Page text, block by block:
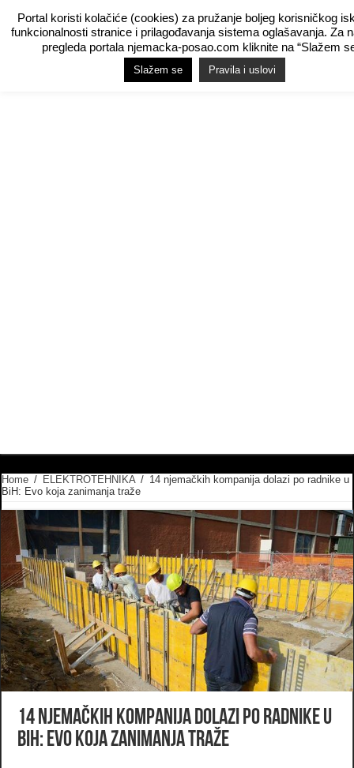
Home / ELEKTROTEHNIKA / 14 njemačkih kompanija dolazi po radnike u
BiH: Evo koja zanimanja traže
14 njemačkih kompanija dolazi po radnike u
BiH: Evo koja zanimanja traže
Portal koristi kolačiće (cookies) za pružanje boljeg korisničkog
funkcionalnosti stranice i prilagođavanja sistema oglašavanja. Za
pregleda portala njemacka-posao.com kliknite na “Slažem
Slažem se Pravila i uslovi